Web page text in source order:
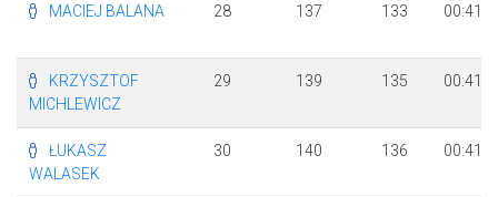
MACIEJ BALANA 28 137 133
KRZYSZTOF
MICHLEWICZ
29 139 135
ŁUKASZ
WALASEK
30 140 136